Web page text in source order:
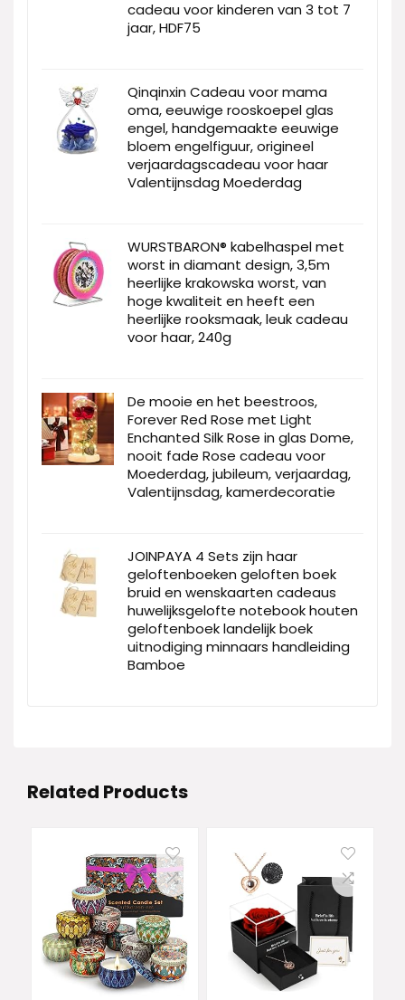
cadeau voor kinderen van 3 tot 7
jaar, HDF75
Qinqinxin Cadeau voor mama
oma, eeuwige rooskoepel glas
engel, handgemaakte eeuwige
bloem engelfiguur, origineel
verjaardagscadeau voor haar
Valentijnsdag Moederdag
WURSTBARON® kabelhaspel met
worst in diamant design, 3,5m
heerlijke krakowska worst, van
hoge kwaliteit en heeft een
heerlijke rooksmaak, leuk cadeau
voor haar, 240g
De mooie en het beestroos,
Forever Red Rose met Light
Enchanted Silk Rose in glas Dome,
nooit fade Rose cadeau voor
Moederdag, jubileum, verjaardag,
Valentijnsdag, kamerdecoratie
JOINPAYA 4 Sets zijn haar
geloftenboeken geloften boek
bruid en wenskaarten cadeaus
huwelijksgelofte notebook houten
geloftenboek landelijk boek
uitnodiging minnaars handleiding
Bamboe
Related Products